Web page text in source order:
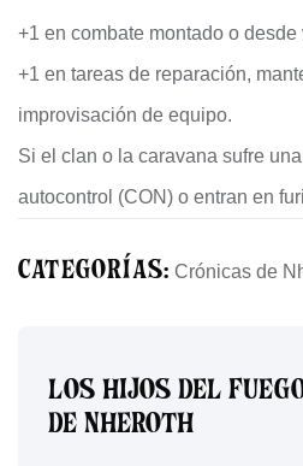
+1 en combate montado o desde
+1 en tareas de reparación,
improvisación de equipo.
Si el clan o la caravana sufre
autocontrol (CON) o entran en
CATEGORÍAS: Crónicas de
LOS HIJOS DEL
DE NHEROTH